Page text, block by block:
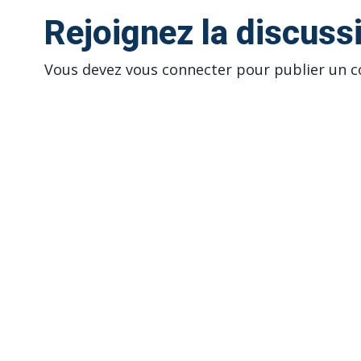
Rejoignez la
Vous devez vous connecter pour publier un